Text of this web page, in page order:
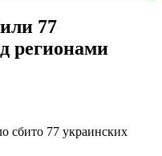
77
регионами
сбито 77 украинских